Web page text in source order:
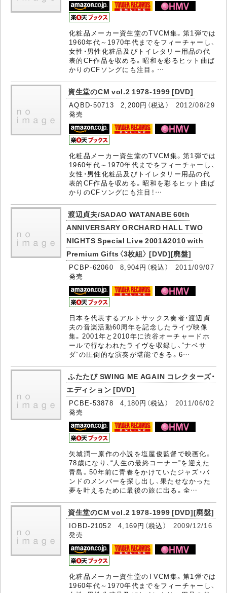
化粧品メーカー資生堂のTVCM集。第1弾では
1960年代～1970年代までをフィーチャーし、
女性・男性化粧品及びトイレタリー用品の代
表的CF作品を収める。昭和を彩るヒット曲ば
かりのCFソングにも注目。…
資生堂のCM vol.2 1978-1999 [DVD]
AQBD-50713 2,200円（税込） 2012/08/29
発売
化粧品メーカー資生堂のTVCM集。第1弾では
1960年代～1970年代までをフィーチャーし、
女性・男性化粧品及びトイレタリー用品の代
表的CF作品を収める。昭和を彩るヒット曲ば
かりのCFソングにも注目！…
渡辺貞夫/SADAO WATANABE 60th
ANNIVERSARY ORCHARD HALL TWO
NIGHTS Special Live 2001&2010 with
Premium Gifts〈3枚組〉 [DVD][廃盤]
PCBP-62060 8,904円（税込） 2011/09/07
発売
日本を代表するアルトサックス奏者・渡辺貞
夫の音楽活動60周年を記念したライヴ映像
集。2001年と2010年に渋谷オーチャードホ
ールで行なわれたライヴを収録し、“ナベサ
ダ”の圧倒的な演奏が堪能できる。6…
ふたたび SWING ME AGAIN コレクターズ・
エディション [DVD]
PCBE-53878 4,180円（税込） 2011/06/02
発売
矢城潤一原作の小説を塩屋俊監督で映画化。
78歳になり、“人生の最終コーナー”を迎えた
青島。50年前に青春をかけていたジャズ・バ
ンドのメンバーを探し出し、果たせなかった
夢を叶えるために最後の旅に出る。全…
資生堂のCM vol.2 1978-1999 [DVD][廃盤]
IOBD-21052 4,169円（税込） 2009/12/16
発売
化粧品メーカー資生堂のTVCM集。第1弾では
1960年代～1970年代までをフィーチャーし、